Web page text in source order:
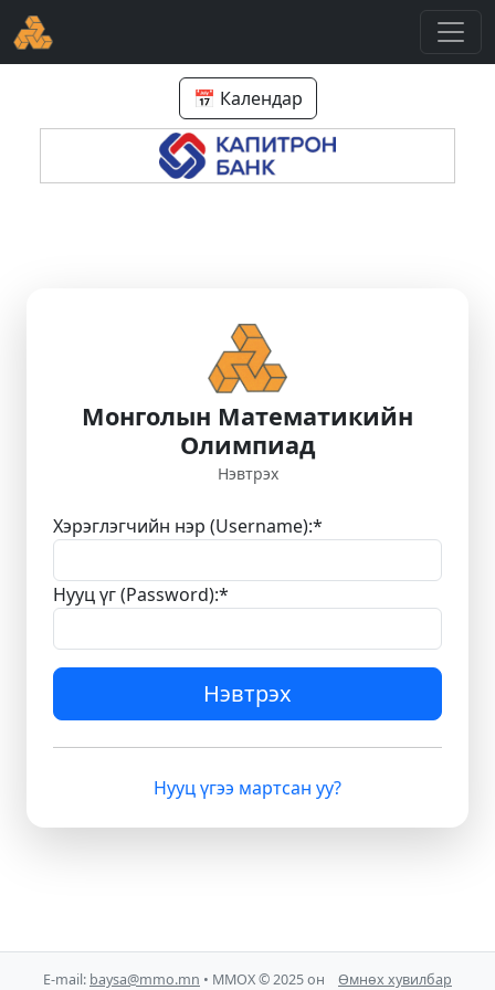
📅 Календар
Монголын Математикийн
Олимпиад
Нэвтрэх
Хэрэглэгчийн нэр (Username):*
Нууц үг (Password):*
Нэвтрэх
Нууц үгээ мартсан уу?
E-mail: baysa@mmo.mn • ММОХ © 2025 он Өмнөх хувилбар